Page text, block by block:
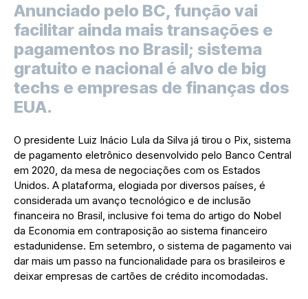
Anunciado pelo BC, função vai
facilitar ainda mais transações e
pagamentos no Brasil; sistema
gratuito e nacional é alvo de big
techs e empresas de finanças dos
EUA.
O presidente Luiz Inácio Lula da Silva já tirou o Pix, sistema
de pagamento eletrônico desenvolvido pelo Banco Central
em 2020, da mesa de negociações com os Estados
Unidos. A plataforma, elogiada por diversos países, é
considerada um avanço tecnológico e de inclusão
financeira no Brasil, inclusive foi tema do artigo do Nobel
da Economia em contraposição ao sistema financeiro
estadunidense. Em setembro, o sistema de pagamento vai
dar mais um passo na funcionalidade para os brasileiros e
deixar empresas de cartões de crédito incomodadas.